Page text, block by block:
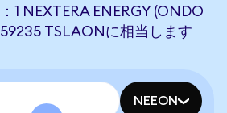
1 NEXTERA ENERGY (ONDO
TSLAONに相当します
NEEON